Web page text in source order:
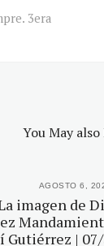
3era
You May also
AGOSTO 6,
imagen de
Gutiérrez |